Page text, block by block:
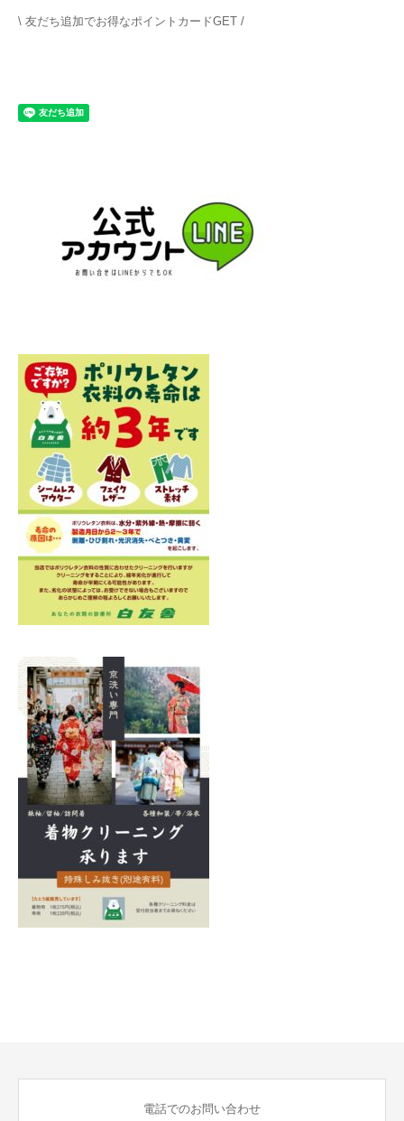
\ 友だち追加でお得なポイントカードGET /
電話でのお問い合わせ